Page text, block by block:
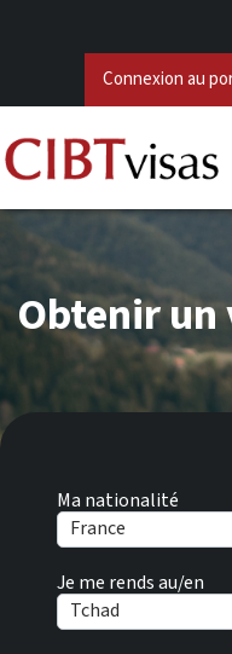
Connexion au
Ma nationalité
France
Je me rends au/en
Tchad
Obtenir un